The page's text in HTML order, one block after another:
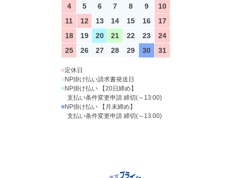
4
5 6 7 8 9
10
11
12 13 14 15 16
17
18
19 20 21 22 23
24
25
26 27 28 29 30 31
■定休日
■NP掛け払い請求書発送日
■NP掛け払い 【20日締め】
支払い条件変更申請 締切(～13:00)
■NP掛け払い 【月末締め】
支払い条件変更申請 締切(～13:00)